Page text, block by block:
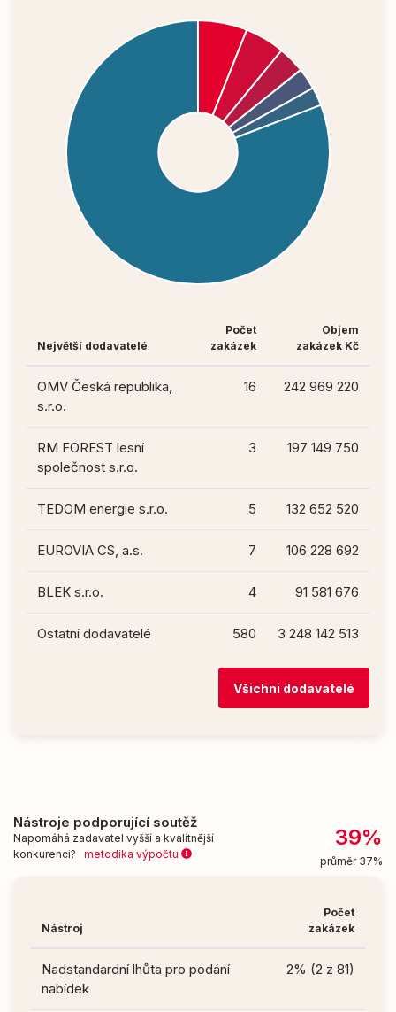
Největší dodavatelé
Počet
zakázek
Objem
zakázek Kč
OMV Česká republika,
s.r.o.
16 242 969 220
RM FOREST lesní
společnost s.r.o.
3 197 149 750
TEDOM energie s.r.o. 5 132 652 520
EUROVIA CS, a.s. 7 106 228 692
BLEK s.r.o. 4 91 581 676
Ostatní dodavatelé 580 3 248 142 513
Všichni dodavatelé
Nástroje podporující soutěž
Napomáhá zadavatel vyšší a kvalitnější
konkurenci? metodika výpočtu
39%
průměr 37%
Nástroj
Počet
zakázek
Nadstandardní lhůta pro podání
nabídek
2% (2 z 81)